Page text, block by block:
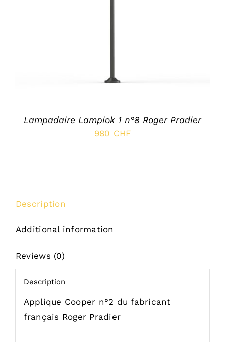
Lampadaire Lampiok 1 n°8 Roger Pradier
980 CHF
Description
Additional information
Reviews (0)
Description
Applique Cooper n°2 du fabricant
français Roger Pradier